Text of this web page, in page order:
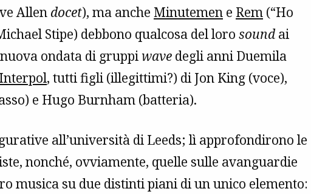
Allen docet), ma anche Minutemen e Rem (“Ho
Stipe) debbono qualcosa del loro soundai
ondata di gruppi wave degli anni Duemila
Interpol, tutti figli (illegittimi?) di Jon King (voce),
e Hugo Burnham (batteria).
all’università di Leeds; lì approfondirono le
nonché, ovviamente, quelle sulle avanguardie
musica su due distinti piani di un unico elemento: